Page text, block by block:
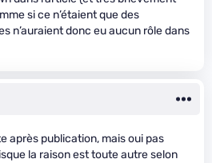
si ce n’étaient que des
n’auraient donc eu aucun rôle dans
après publication, mais oui pas
la raison est toute autre selon